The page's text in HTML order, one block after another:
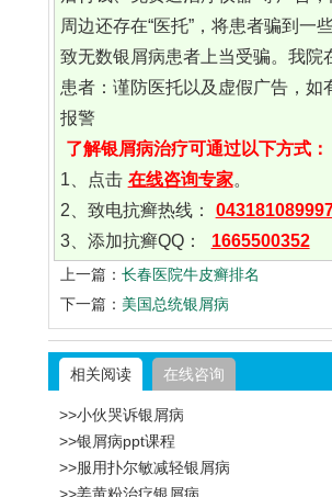
周边还存在“医托”，将患者骗到一
致无数银屑病患者上当受骗。我院
患者：谨防医托以及虚假广告，如
报警
了解银屑病治疗可通过以下方式：
1、点击 在线咨询专家。
2、致电抗癣热线：
3、添加抗癣QQ：
1665500352
上一篇： 长春医院牛皮癣排名
下一篇： 美国总统银屑病
相关阅读 在线咨询
>>小伙哭诉银屑病
>>银屑病ppt课程
>>服用扑尔敏减轻银屑病